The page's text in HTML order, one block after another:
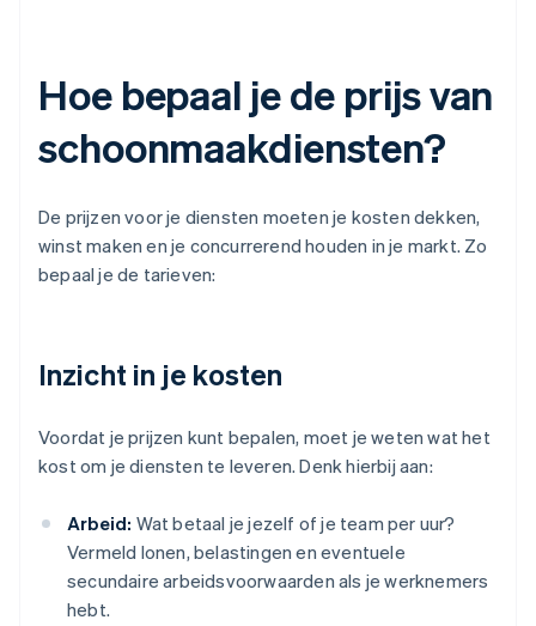
Hoe bepaal je de prijs van
schoonmaakdiensten?
De prijzen voor je diensten moeten je kosten dekken,
winst maken en je concurrerend houden in je markt. Zo
bepaal je de tarieven:
Inzicht in je kosten
Voordat je prijzen kunt bepalen, moet je weten wat het
kost om je diensten te leveren. Denk hierbij aan:
Arbeid: Wat betaal je jezelf of je team per uur?
Vermeld lonen, belastingen en eventuele
secundaire arbeidsvoorwaarden als je werknemers
hebt.